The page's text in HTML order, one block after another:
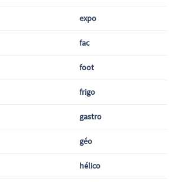
expo
fac
foot
frigo
gastro
géo
hélico